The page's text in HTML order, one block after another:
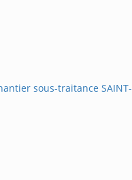
sous-traitance SAINT-